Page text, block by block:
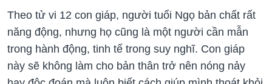
Theo tử vi 12 con giáp, người tuổi Ngọ bản chất rất
năng động, nhưng họ cũng là một người cần mẫn
trong hành động, tinh tế trong suy nghĩ. Con giáp
này sẽ không làm cho bản thân trở nên nóng nảy